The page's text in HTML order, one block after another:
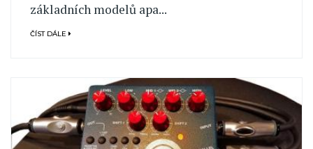
základních modelů apa...
ČÍST DÁLE